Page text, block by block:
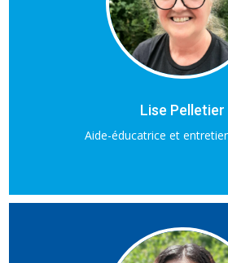
Lise Pelletier
Aide-éducatrice et